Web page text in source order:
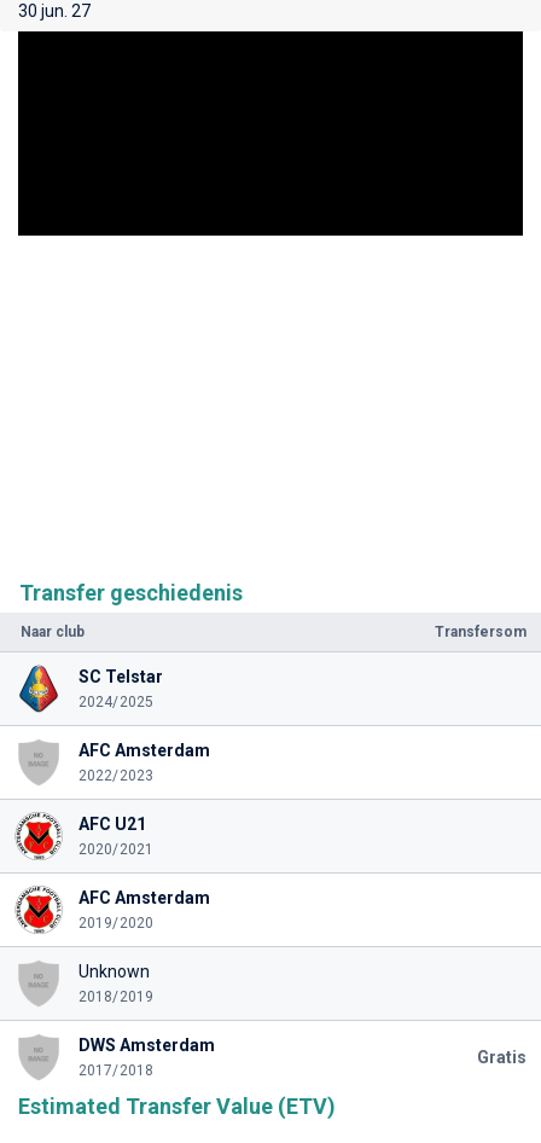
Transfer geschiedenis
Naar club Transfersom
SC Telstar
2024/2025
AFC Amsterdam
2022/2023
AFC U21
2020/2021
AFC Amsterdam
2019/2020
Unknown
2018/2019
DWS Amsterdam
2017/2018
Gratis
Estimated Transfer Value (ETV)
30 jun. 27